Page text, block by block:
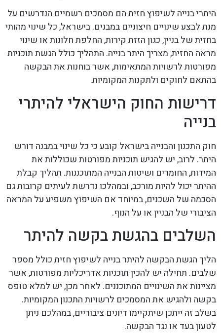
היתרי בנייה לשיפוץ חזית הם מסמכים רשמיים הנדרשים על
מנת לבצע שינויים חיצוניים במבנים. בישראל, כל שינוי מהותי
בחזית של בניין, כגון הזזת קירות, החלפת חלונות או שינוי
מראה החזית, מצריך היתר בנייה. התהליך כולל הגשת תוכניות
מפורטות לרשויות המתאימות, אשר בוחנות את הבקשה
בהתאם לחוקים ולתקנות המקומיות.
דרישות החוק הישראלי להיתרי
בנייה
חוק התכנון והבנייה בישראל קובע כי כל שינוי במבנה דורש
היתר. לרוב, יש להגיש תוכניות מפורטות שכוללות את
המידות, החומרים ושיטות הבנייה המתוכננות. תהליך קבלת
ההיתר יכול להיות מורכב, ובמהלכו נדרשת לעיתים קרובות גם
הסכמה של השכנים, במיוחד אם השיפוץ משפיע על המראה
הציבורי של הבניין או על הנוף.
השלבים בהגשת בקשה להיתר
הליך הגשת הבקשה להיתר בנייה לשיפוץ חזית כולל מספר
שלבים. תחילה יש להכין תוכניות אדריכליות מפורטות, אשר
מציינות את השינויים המתוכננים. לאחר מכן, יש למלא טופס
בקשה ולהגיש את המסמכים לרשויות התכנון המקומיות.
בשלב זה ייתכן שיתקיימו דיונים ציבוריים, במהלכם ניתן
לטעון בעד או נגד הבקשה.